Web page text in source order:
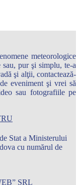
meteorologice
sau, pur şi simplu, te-a
şi alţii, contactează-
eveniment şi vrei să
sau fotografiile pe
Stat a Ministerului
cu numărul de
SRL